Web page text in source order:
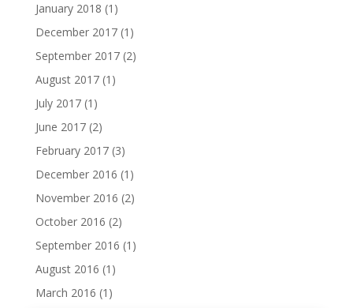
January 2018 (1)
December 2017(1)
September 2017(2)
August 2017(1)
July 2017(1)
June 2017(2)
February 2017(3)
December 2016 (1)
November 2016 (2)
October 2016 (2)
September 2016 (1)
August 2016 (1)
March 2016 (1)